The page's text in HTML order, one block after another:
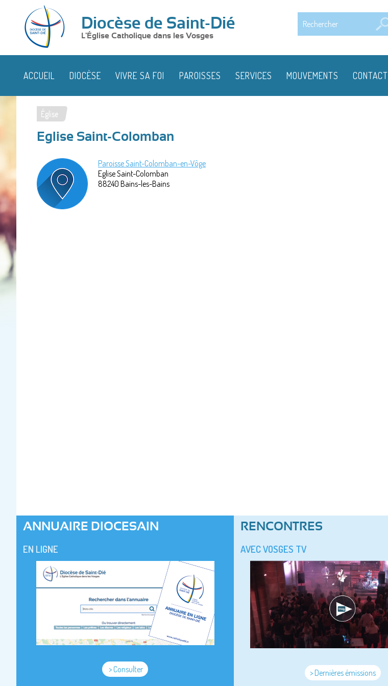
Diocèse de Saint-Dié
L'Église Catholique dans les Vosges
ACCUEIL DIOCÈSE VIVRE SA FOI PAROISSES SERVICES MOUVEMENTS CONTACT
Vous
êtes
ici
Église
Eglise Saint-Colomban
Paroisse Saint-Colomban-en-Vôge
Eglise Saint-Colomban
88240 Bains-les-Bains
ANNUAIRE DIOCESAIN
EN LIGNE
> Consulter
RENCONTRES
AVEC VOSGES TV
> Dernières émissions